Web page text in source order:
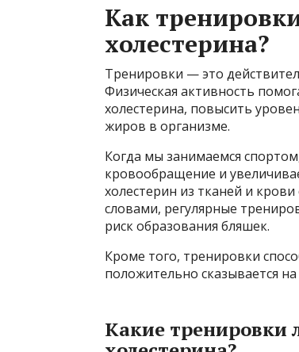
Как
холестерина?
Тренировки — это
Физическая активность
холестерина, повысить
жиров в организме.
Когда мы занимаемся
кровообращение и
холестерин из тканей и
словами, регулярные
риск образования бляшек.
Кроме того, тренировки
положительно сказывается
Какие тренировки